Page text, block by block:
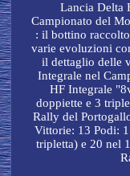
Lancia Delta
Campionato del
: il bottino
varie evoluzioni
il dettaglio delle
Integrale nel
HF Integrale
doppiette e 3
Rally del
Vittorie: 13 Podi:
tripletta) e 20 nel